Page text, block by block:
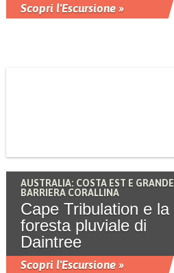
Scopri l'Escursione »
AUSTRALIA: COSTA EST E GRANDE
BARRIERA CORALLINA
Cape Tribulation e la
foresta pluviale di
Daintree
Scopri l'Escursione »